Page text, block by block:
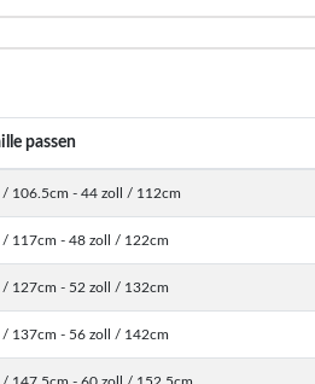
passen
/ 106.5cm - 44 zoll / 112cm
/ 117cm - 48 zoll / 122cm
/ 127cm - 52 zoll / 132cm
/ 137cm - 56 zoll / 142cm